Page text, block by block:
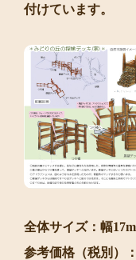
付けています。
全体サイズ：幅
参考価格（税別）